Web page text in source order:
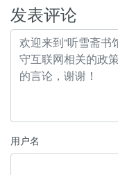
发表评论
用户名